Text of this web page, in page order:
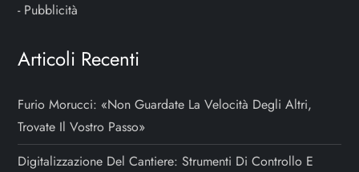
- Pubblicità
Articoli Recenti
Furio Morucci: «Non Guardate La Velocità Degli Altri,
Trovate Il Vostro Passo»
Digitalizzazione Del Cantiere: Strumenti Di Controllo E